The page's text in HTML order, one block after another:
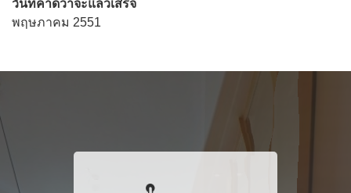
วันที่คาดว่าจะแล้วเสร็จ
พฤษภาคม 2551